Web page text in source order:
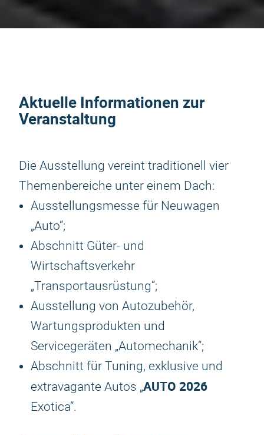
Aktuelle Informationen zur
Veranstaltung
Die Ausstellung vereint traditionell vier
Themenbereiche unter einem Dach:
Ausstellungsmesse für Neuwagen
„Auto“;
Abschnitt Güter- und
Wirtschaftsverkehr
„Transportausrüstung“;
Ausstellung von Autozubehör,
Wartungsprodukten und
Servicegeräten „Automechanik“;
Abschnitt für Tuning, exklusive und
extravagante Autos „AUTO 2026
Exotica“.